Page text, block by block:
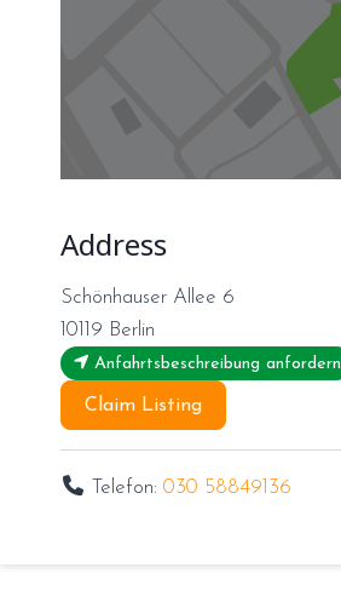
Address
Schönhauser Allee 6
10119 Berlin
Anfahrtsbeschreibung anfordern
Claim Listing
Telefon:030 58849136